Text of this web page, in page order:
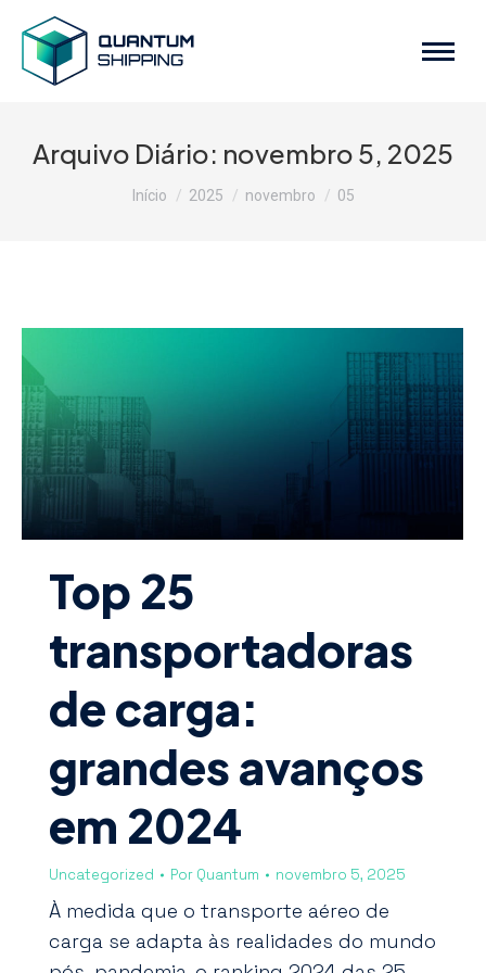
Arquivo Diário: novembro 5, 2025
Você está aqui:
Início 2025 novembro 05
Top 25
transportadoras
de carga:
grandes avanços
em 2024
Uncategorized Por Quantum novembro 5, 2025
À medida que o transporte aéreo de
carga se adapta às realidades do mundo